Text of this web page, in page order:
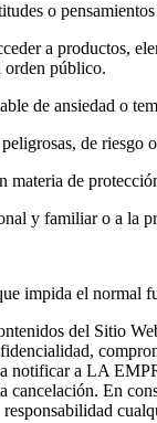
o
a productos,
orden público.
de ansiedad o
de riesgo
de
y familiar o a la
impida el normal
del Sitio
notificar a LA
cancelación. En
responsabilidad